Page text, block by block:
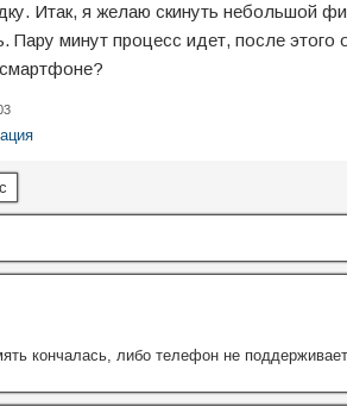
Итак, я желаю скинуть небольшой
Пару минут процесс идет, после
кончалась, либо телефон не